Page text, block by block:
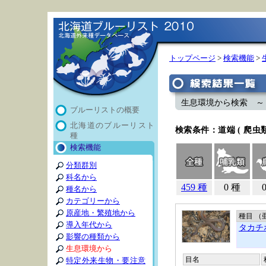
ブルーリストの概要
北海道のブルーリスト
種
検索機能
分類群別
科名から
種名から
カテゴリーから
原産地・繁殖地から
導入年代から
影響の種類から
生息環境から
特定外来生物・要注意
トップページ > 検索機能 >
生息環境から検索
検索条件：道端 ( 爬虫
459 種 0 種
種目 （
タカ
目名